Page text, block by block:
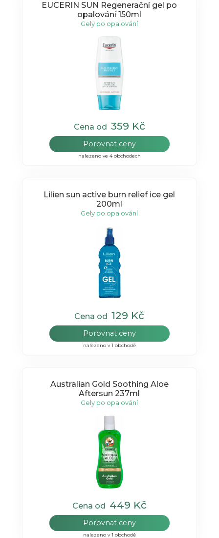
EUCERIN SUN Regenerační gel po
opalování 150ml
Gely po opalování
Cena od 359 Kč
Porovnat ceny
nalezeno ve 4 obchodech
Lilien sun active burn relief ice gel
200ml
Gely po opalování
Cena od129 Kč
Porovnat ceny
nalezeno v 1 obchodě
Australian Gold Soothing Aloe
Aftersun 237ml
Gely po opalování
Cena od 449 Kč
Porovnat ceny
nalezeno v 1 obchodě